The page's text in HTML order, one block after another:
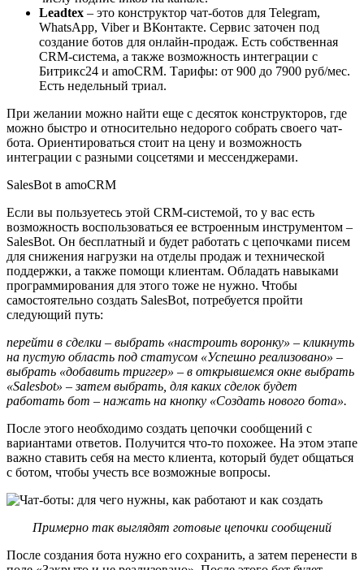
Leadtex – это конструктор чат-ботов для Telegram,
WhatsApp, Viber и ВКонтакте. Сервис заточен под
создание ботов для онлайн-продаж. Есть собственная
CRM-система, а также возможность интеграции с
Битрикс24 и amoCRM. Тарифы: от 900 до 7900 руб/мес.
Есть недельный триал.
При желании можно найти еще с десяток конструкторов, где
можно быстро и относительно недорого собрать своего чат-
бота. Ориентироваться стоит на цену и возможность
интеграции с разными соцсетями и мессенджерами.
SalesBot в amoCRM
Если вы пользуетесь этой CRM-системой, то у вас есть
возможность воспользоваться ее встроенным инструментом –
SalesBot. Он бесплатный и будет работать с цепочками писем
для снижения нагрузки на отделы продаж и технической
поддержки, а также помощи клиентам. Обладать навыками
программирования для этого тоже не нужно. Чтобы
самостоятельно создать SalesBot, потребуется пройти
следующий путь:
перейти в сделки – выбрать «настроить воронку» – кликнуть
на пустую область под статусом «Успешно реализовано» –
выбрать «добавить триггер» – в открывшемся окне выбрать
«Salesbot» – затем выбрать, для каких сделок будет
работать бот – нажать на кнопку «Создать нового бота».
После этого необходимо создать цепочки сообщений с
вариантами ответов. Получится что-то похожее. На этом этапе
важно ставить себя на место клиента, который будет общаться
с ботом, чтобы учесть все возможные вопросы.
Примерно так выглядят готовые цепочки сообщений
После создания бота нужно его сохранить, а затем перенести в